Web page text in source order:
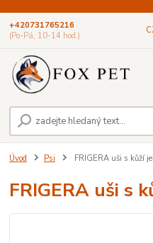
+420731765216
(Po-Pá, 10-14 hod.)
Úvod Psi FRIGERA uši s kůží
FRIGERA uši s